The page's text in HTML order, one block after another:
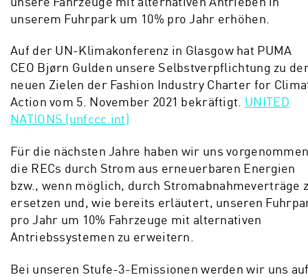
unserem Fuhrpark um 10% pro Jahr erhöhen.
Auf der UN-Klimakonferenz in Glasgow hat PUMA
CEO Bjørn Gulden unsere Selbstverpflichtung zu
neuen Zielen der Fashion Industry Charter for
Action vom 5. November 2021 bekräftigt. UNITED
NATIONS (unfccc.int)
Für die nächsten Jahre haben wir uns
die RECs durch Strom aus erneuerbaren Energien
bzw., wenn möglich, durch Stromabnahmeverträge
ersetzen und, wie bereits erläutert, unseren
pro Jahr um 10% Fahrzeuge mit alternativen
Antriebssystemen zu erweitern.
Bei unseren Stufe-3-Emissionen werden wir uns